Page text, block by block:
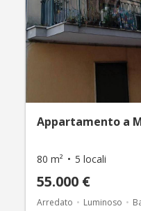
Appartamento a
80 m² 5 locali
55.000 €
Arredato Luminoso